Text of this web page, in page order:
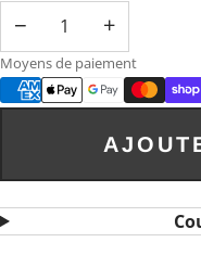
− +
Moyens de paiement